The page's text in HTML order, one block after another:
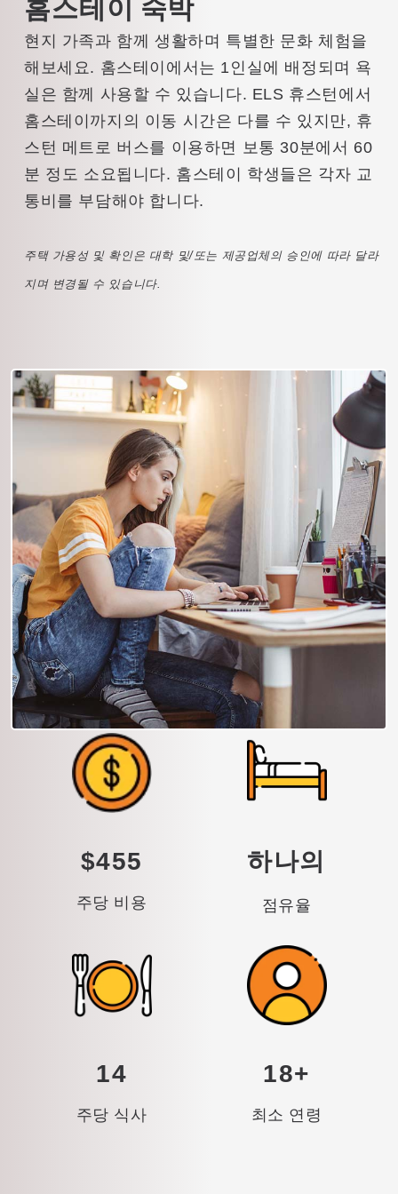
홈스테이 숙박
현지 가족과 함께 생활하며 특별한 문화 체험을
해보세요. 홈스테이에서는 1인실에 배정되며 욕
실은 함께 사용할 수 있습니다. ELS 휴스턴에서
홈스테이까지의 이동 시간은 다를 수 있지만, 휴
스턴 메트로 버스를 이용하면 보통 30분에서 60
분 정도 소요됩니다. 홈스테이 학생들은 각자 교
통비를 부담해야 합니다.
주택 가용성 및 확인은 대학 및/또는 제공업체의 승인에 따라 달라
지며 변경될 수 있습니다.
$455
주당 비용
하나의
점유율
14
주당 식사
18+
최소 연령